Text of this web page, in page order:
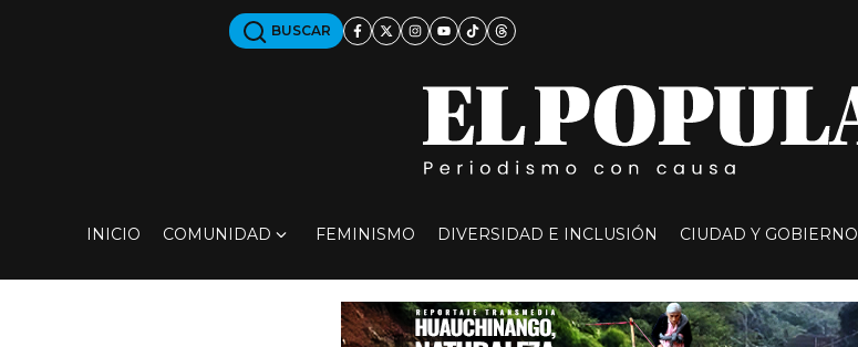
BUSCAR
INICIO COMUNIDAD FEMINISMO DIVERSIDAD E INCLUSIÓN CIUDAD Y GOBIERNO